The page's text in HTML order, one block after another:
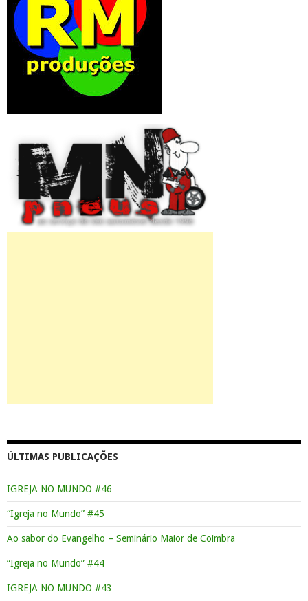
ÚLTIMAS PUBLICAÇÕES
IGREJA NO MUNDO #46
“Igreja no Mundo” #45
Ao sabor do Evangelho – Seminário Maior de Coimbra
“Igreja no Mundo” #44
IGREJA NO MUNDO #43